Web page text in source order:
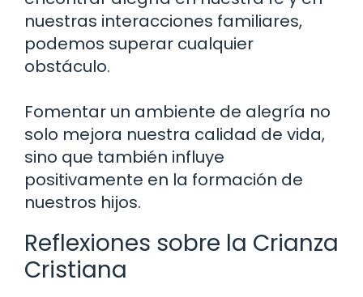
nuestras interacciones familiares,
podemos superar cualquier
obstáculo.
Fomentar un ambiente de alegría no
solo mejora nuestra calidad de vida,
sino que también influye
positivamente en la formación de
nuestros hijos.
Reflexiones sobre la Crianza
Cristiana